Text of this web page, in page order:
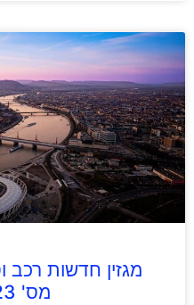
מגזין חדשות רכב
מס' 10/2023